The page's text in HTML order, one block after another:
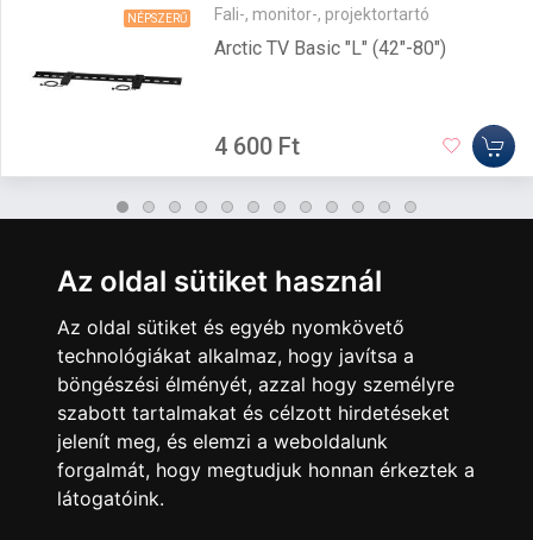
Az oldal sütiket használ
Az oldal sütiket és egyéb nyomkövető
technológiákat alkalmaz, hogy javítsa a
böngészési élményét, azzal hogy személyre
szabott tartalmakat és célzott hirdetéseket
jelenít meg, és elemzi a weboldalunk
forgalmát, hogy megtudjuk honnan érkeztek a
látogatóink.
NÉPSZERŰ Fali-, monitor-, projektortartó
Arctic TV Basic "L" (42"-80")
4 600 Ft
A Kormány döntése alapján a kereskedő tartós adathordozó
adattörlő kódot biztosítani.
Használja az ingyenes adattörlő kódot adatainak
biztonsága érdekében!
További információ a Nemzeti Média- és Hírközlési
Hatóság honlapján:
https://nmhh.hu/veglegestorles